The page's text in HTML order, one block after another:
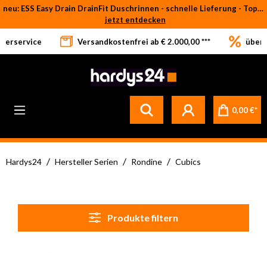
Zum Hauptinhalt springen
neu: ESS Easy Drain DrainFit Duschrinnen - schnelle Lieferung - Top-Preise
jetzt entdecken
Betrifft ausschließlich bei Bestellware-Fliesen: aufgrund der Werksferien in Italien und Spanien kommt es zu Verzögerungen bei der Verladung. Sämtliche Lagerware (sofort verfügbar) sowie alle anderen Produktgruppen versenden wir weiterhin regulär
Versandkostenfrei ab € 2.000,00 *** über
0,00 €*
Hardys24 / Hersteller Serien / Rondine / Cubics
Produkte filtern